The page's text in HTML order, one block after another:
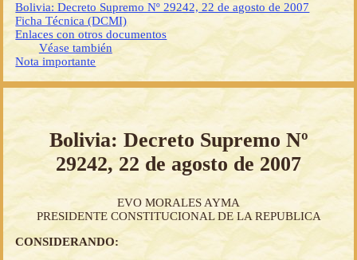
Bolivia: Decreto Supremo Nº 29242, 22 de agosto de 2007
Ficha Técnica (DCMI)
Enlaces con otros documentos
Véase también
Nota importante
Bolivia: Decreto Supremo Nº
29242, 22 de agosto de 2007
EVO MORALES AYMA
PRESIDENTE CONSTITUCIONAL DE LA REPUBLICA
CONSIDERANDO: